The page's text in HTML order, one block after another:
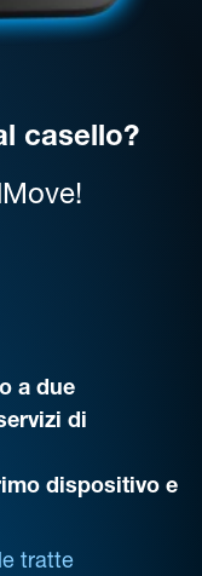
casello?
a due
di
dispositivo e
tratte